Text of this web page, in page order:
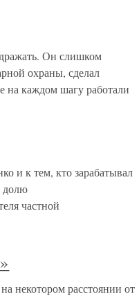
Он слишком
охраны, сделал
на каждом шагу работали
и к тем, кто зарабатывал
долю
частной
некотором расстоянии от